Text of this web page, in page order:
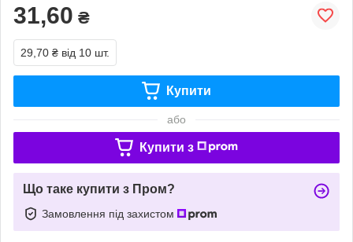
31,60 ₴
29,70 ₴ від 10 шт.
Купити
або
Купити з
Що таке купити з Пром?
Замовлення під захистом